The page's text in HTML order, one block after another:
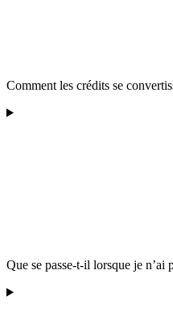
Comment les crédits se
Que se passe-t-il lorsque je n’ai